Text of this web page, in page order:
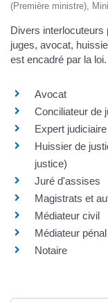
(Première ministre),
Divers interlocuteurs
juges, avocat,
est encadré par la loi.
Avocat
Conciliateur de
Expert judiciaire
Huissier de
justice)
Juré d'assises
Magistrats et
Médiateur civil
Médiateur pénal
Notaire